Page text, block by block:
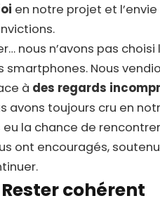
en notre projet et
nous n’avons pas
smartphones. Nous
à des regards
avons toujours cru en
eu la chance de rencontrer
ont encouragés,
Rester cohérent